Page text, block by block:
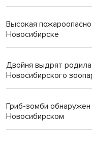
Высокая
Новосибирске
Двойня выдрят
Новосибирского
Гриб-зомби
Новосибирском